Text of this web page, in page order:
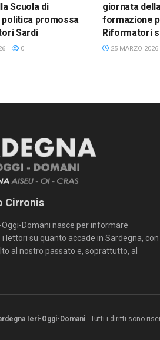
Scuola di
promossa
Sardi
0
giornata
formazione
Riformatori
25 MARZO 2026
Cirronis
Domani nasce per informare
i lettori su quanto accade in Sardegna, con
al nostro passato e, soprattutto, al
Ieri-Oggi-Domani - Tutti i diritti sono